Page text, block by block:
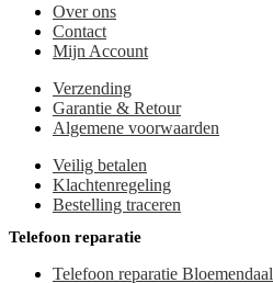
Over ons
Contact
Mijn Account
Verzending
Garantie & Retour
Algemene voorwaarden
Veilig betalen
Klachtenregeling
Bestelling traceren
Telefoon reparatie
Telefoon reparatie Bloemendaal